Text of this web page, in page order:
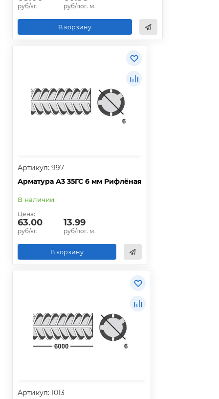
руб/кг. руб/пог. м.
В корзину
Артикул: 997
Арматура А3 35ГС 6 мм Рифлёная
В наличии
Цена:
63.00
руб/кг.
13.99
руб/пог. м.
В корзину
Артикул: 1013